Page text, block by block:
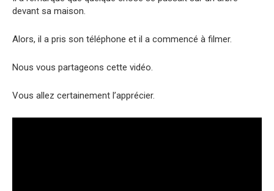
devant sa maison.
Alors, il a pris son téléphone et il a commencé à filmer.
Nous vous partageons cette vidéo.
Vous allez certainement l’apprécier.